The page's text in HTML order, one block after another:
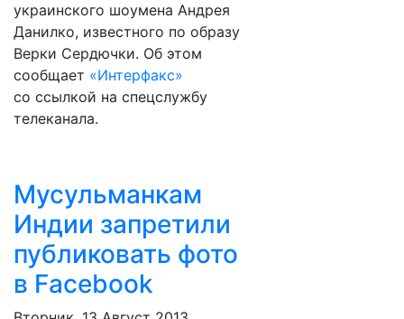
украинского шоумена Андрея
Данилко, известного по образу
Верки Сердючки. Об этом
сообщает «Интерфакс»
со ссылкой на спецслужбу
телеканала.
Мусульманкам
Индии запретили
публиковать фото
в Facebook